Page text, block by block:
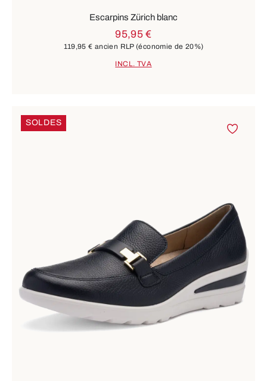
Escarpins Zürich blanc
95,95 €
119,95 € ancien RLP(économie de 20%)
INCL. TVA
SOLDES